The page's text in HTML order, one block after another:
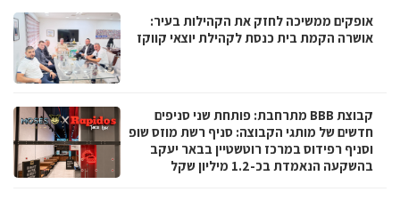
אופקים ממשיכה לחזק את הקהילות בעיר:
אושרה הקמת בית כנסת לקהילת יוצאי קווקז
קבוצת BBB מתרחבת: פותחת שני סניפים
חדשים של מותגי הקבוצה: סניף רשת מוזס שופ
וסניף רפידוס במרכז רוטשטיין בבאר יעקב
בהשקעה הנאמדת בכ-1.2 מיליון שקל